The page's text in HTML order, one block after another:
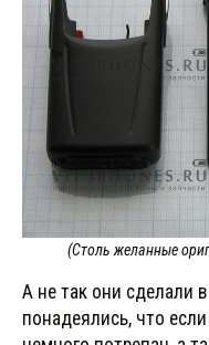
(Столь желанные
А не так они сделали
понадеялись, что